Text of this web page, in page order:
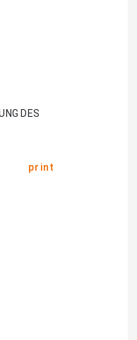
DES
print